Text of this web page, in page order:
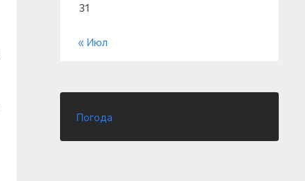
31
« Июл
Погода